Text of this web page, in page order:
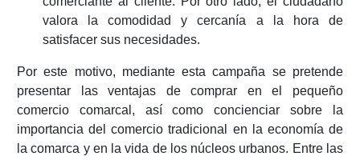
valora la comodidad y cercanía a la hora de
satisfacer sus necesidades.
Por este motivo, mediante esta campaña se pretende
presentar las ventajas de comprar en el pequeño
comercio comarcal, así como concienciar sobre la
importancia del comercio tradicional en la economía de
la comarca y en la vida de los núcleos urbanos. Entre las